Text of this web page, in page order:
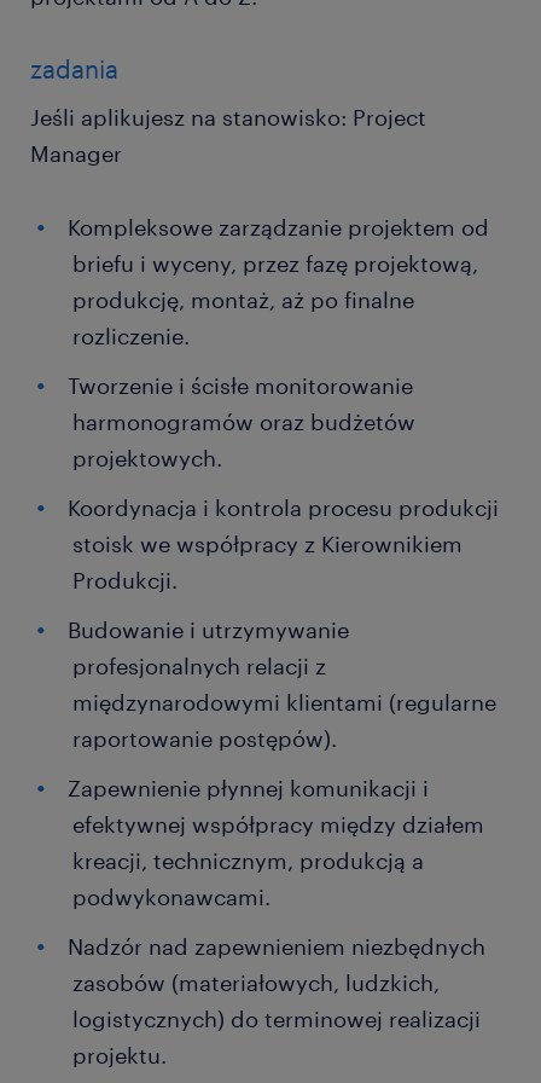
zadania
Jeśli aplikujesz na stanowisko: Project
Manager
Kompleksowe zarządzanie projektem od
briefu i wyceny, przez fazę projektową,
produkcję, montaż, aż po finalne
rozliczenie.
Tworzenie i ścisłe monitorowanie
harmonogramów oraz budżetów
projektowych.
Koordynacja i kontrola procesu produkcji
stoisk we współpracy z Kierownikiem
Produkcji.
Budowanie i utrzymywanie
profesjonalnych relacji z
międzynarodowymi klientami (regularne
raportowanie postępów).
Zapewnienie płynnej komunikacji i
efektywnej współpracy między działem
kreacji, technicznym, produkcją a
podwykonawcami.
Nadzór nad zapewnieniem niezbędnych
zasobów (materiałowych, ludzkich,
logistycznych) do terminowej realizacji
projektu.